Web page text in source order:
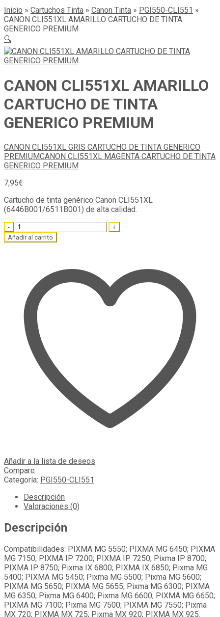
Inicio » Cartuchos Tinta » Canon Tinta » PGI550-CLI551 »
CANON CLI551XL AMARILLO CARTUCHO DE TINTA
GENERICO PREMIUM
🔍
CANON CLI551XL AMARILLO
CARTUCHO DE TINTA
GENERICO PREMIUM
CANON CLI551XL GRIS CARTUCHO DE TINTA GENERICO
PREMIUMCANON CLI551XL MAGENTA CARTUCHO DE TINTA
GENERICO PREMIUM
7,95€
Cartucho de tinta genérico Canon CLI551XL
(6446B001/6511B001) de alta calidad.
Quantity
Añadir al carrito
Añadir a la lista de deseos
Compare
Categoría: PGI550-CLI551
Descripción
Valoraciones (0)
Descripción
Compatibilidades: PIXMA MG 5550; PIXMA MG 6450; PIXMA
MG 7150; PIXMA IP 7200; PIXMA IP 7250; Pixma IP 8700;
PIXMA IP 8750; Pixma IX 6800; PIXMA IX 6850; Pixma MG
5400; PIXMA MG 5450; Pixma MG 5500; Pixma MG 5600;
PIXMA MG 5650; PIXMA MG 5655; Pixma MG 6300; PIXMA
MG 6350; Pixma MG 6400; Pixma MG 6600; PIXMA MG 6650;
PIXMA MG 7100; Pixma MG 7500; PIXMA MG 7550; Pixma
MX 720; PIXMA MX 725; Pixma MX 920; PIXMA MX 925.